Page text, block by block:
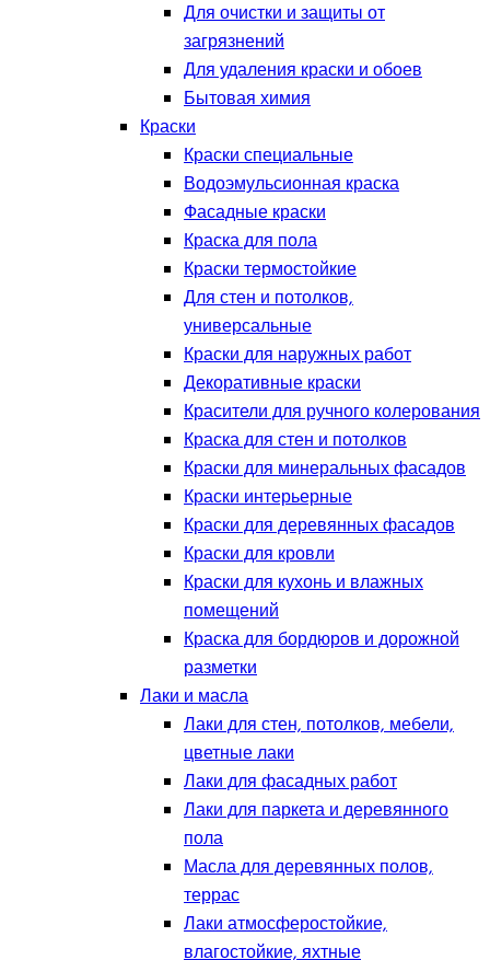
Для очистки и защиты от
загрязнений
Для удаления краски и обоев
Бытовая химия
Краски
Краски специальные
Водоэмульсионная краска
Фасадные краски
Краска для пола
Краски термостойкие
Для стен и потолков,
универсальные
Краски для наружных работ
Декоративные краски
Красители для ручного колерования
Краска для стен и потолков
Краски для минеральных фасадов
Краски интерьерные
Краски для деревянных фасадов
Краски для кровли
Краски для кухонь и влажных
помещений
Краска для бордюров и дорожной
разметки
Лаки и масла
Лаки для стен, потолков, мебели,
цветные лаки
Лаки для фасадных работ
Лаки для паркета и деревянного
пола
Масла для деревянных полов,
террас
Лаки атмосферостойкие,
влагостойкие, яхтные